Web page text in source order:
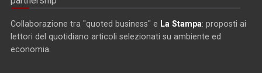
Collaborazione tra "quoted business" e La Stampa: proposti ai
lettori del quotidiano articoli selezionati su ambiente ed
economia.